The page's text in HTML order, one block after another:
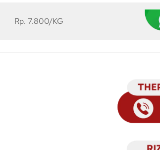
Rp. 7.800/KG